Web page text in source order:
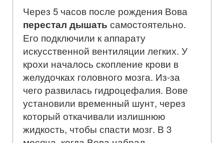
Через 5 часов после рождения Вова
перестал дышать самостоятельно.
Его подключили к аппарату
искусственной вентиляции легких. У
крохи началось скопление крови в
желудочках головного мозга. Из-за
чего развилась гидроцефалия. Вове
установили временный шунт, через
который откачивали излишнюю
жидкость, чтобы спасти мозг. В 3